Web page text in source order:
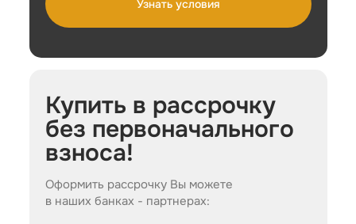
повышенной безопасности.
Обладает гибкими настройками за счет
Обходится недорого
переходит в режим радиочастотных токов, что
предотвращает ожоги и появление болевых
восстановления кожных покровов обеспечены
Купить в рассрочку
без первоначального
взноса!
Оформить рассрочку Вы можете
в наших банках - партнерах:
Узнать условия